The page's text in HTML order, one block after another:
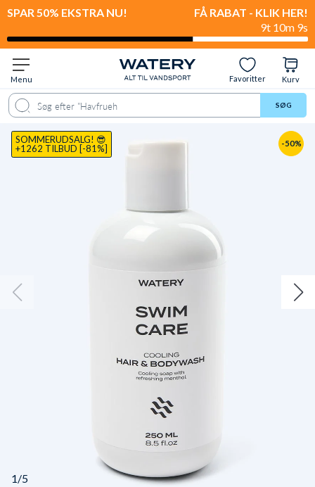
SPAR 50% EKSTRA NU!
FÅ RABAT - KLIK HER!
9t 10m 8s
Menu Favoritter Kurv
SØG
Spørgsmål & svar Anbefalet til Anmeldelser
-50%
SOMMERUDSALG! 😎
+1262 TILBUD [-81%]
1/5